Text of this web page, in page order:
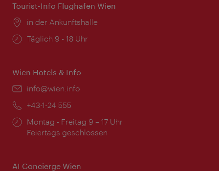
Tourist-Info Flughafen Wien
Ort:
in der Ankunftshalle
Öffnungszeiten:
Täglich 9 - 18 Uhr
Wien Hotels & Info
Email:
info@wien.info
Telefon:
+43-1-24 555
Öffnungszeiten:
Montag - Freitag 9 – 17 Uhr
Feiertags geschlossen
AI Concierge Wien